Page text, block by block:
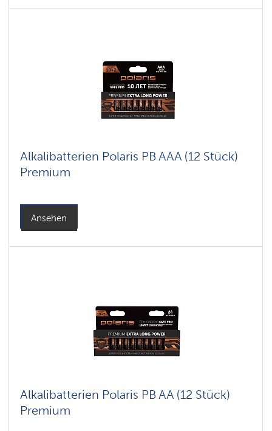
Alkalibatterien Polaris PB AAA (12 Stück)
Premium
Ansehen
Alkalibatterien Polaris PB AA (12 Stück)
Premium